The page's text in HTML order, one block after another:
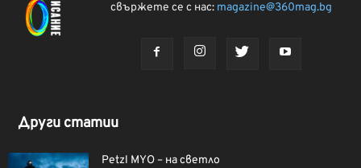
свържете се с нас: magazine@360mag.bg
Други статии
Petzl MYO – на светло